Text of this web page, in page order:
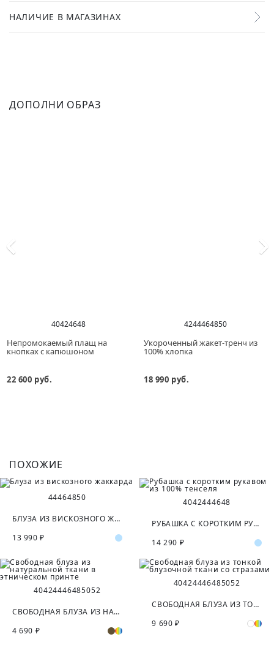
НАЛИЧИЕ В МАГАЗИНАХ
ДОПОЛНИ ОБРАЗ
40424648
Непромокаемый плащ на
кнопках с капюшоном
22 600 руб.
4244464850
Укороченный жакет-тренч из
100% хлопка
18 990 руб.
ПОХОЖИЕ
44464850
БЛУЗА ИЗ ВИСКОЗНОГО ЖАККАРДА
13 990 ₽
4042444648
РУБАШКА С КОРОТКИМ РУКАВОМ ИЗ 100% ТЕНСЕЛЯ
14 290 ₽
40424446485052
СВОБОДНАЯ БЛУЗА ИЗ НАТУРАЛЬНОЙ ТКАНИ В ЭТНИЧЕСКОМ ПРИНТЕ
4 690 ₽
40424446485052
СВОБОДНАЯ БЛУЗА ИЗ ТОНКОЙ БЛУЗОЧНОЙ ТКАНИ СО СТРАЗАМИ
9 690 ₽